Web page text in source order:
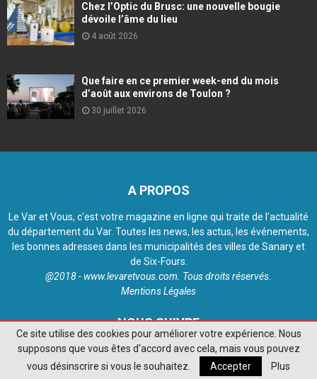
Chez l’Optic du Brusc: une nouvelle bougie
dévoile l’âme du lieu
4 août 2026
Que faire en ce premier week-end du mois
d’août aux environs de Toulon ?
30 juillet 2026
A PROPOS
Le Var et Vous, c'est votre magazine en ligne qui traite de l'actualité
du département du Var. Toutes les news, les actus, les événements,
les bonnes adresses dans les municipalités des villes de Sanary et
de Six-Fours.
@2018 - www.levaretvous.com. Tous droits réservés.
Mentions Légales
NOUS SUIVRE
Ce site utilise des cookies pour améliorer votre expérience. Nous
supposons que vous êtes d'accord avec cela, mais vous pouvez
vous désinscrire si vous le souhaitez.
Accepter Plus